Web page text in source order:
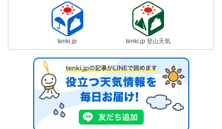
tenki.jp tenki.jp 登山天気